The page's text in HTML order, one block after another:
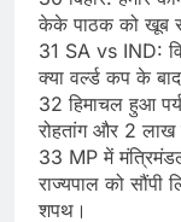
केके पाठक को खूब
31 SA vs IND:
क्या वर्ल्ड कप के
32 हिमाचल हुआ
रोहतांग और 2 लाख
33 MP में
राज्यपाल को
शपथ।